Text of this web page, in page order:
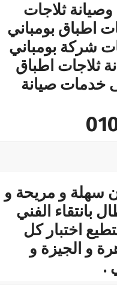
وصيانة ثلاجات
اطباق بومباني
شركة بومباني
ثلاجات اطباق
خدمات صيانة
سهلة و مريحة و
بانتقاء الفني
اختبار كل
و الجيزة و
.